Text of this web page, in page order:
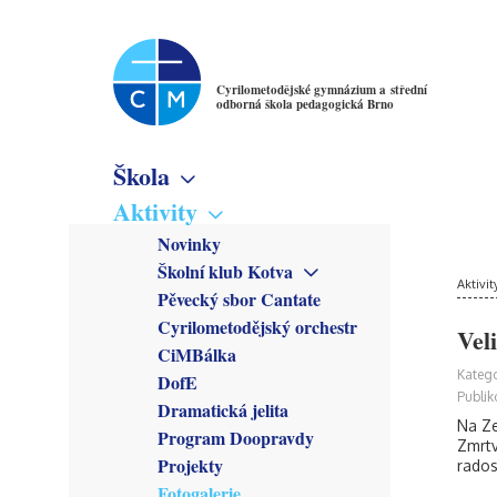
Cyrilometodějské gymnázium a střední
odborná škola pedagogická Brno
Škola
Virtuální prohlídka
Školné
Denní studium
Večerní studium
Poslání školy
Studijní obory
Gymnázium
Pedagogické lyceum
pedagogika
Předmětové sekce
Český jazyk
Anglický jazyk
Německý jazyk
Francouzský jazyk
Latina
Zřizovatel
Školská rada
Rada školy
CM Parlament
Společenství přátel školy
Aktivity
Novinky
Školní klub Kotva
Obecné informace
Členové
Kroužky
Co se stalo
Pěvecký sbor Cantate
Cyrilometodějský orchestr
CiMBálka
DofE
Dramatická jelita
Program Doopravdy
Projekty
Na